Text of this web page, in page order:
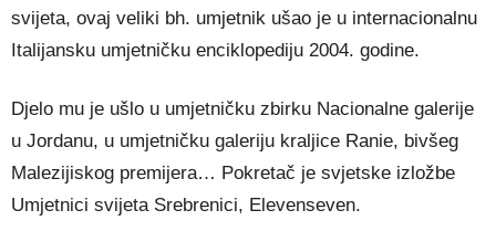
svijeta, ovaj veliki bh. umjetnik ušao je u internacionalnu
Italijansku umjetničku enciklopediju 2004. godine.
Djelo mu je ušlo u umjetničku zbirku Nacionalne galerije
u Jordanu, u umjetničku galeriju kraljice Ranie, bivšeg
Malezijiskog premijera… Pokretač je svjetske izložbe
Umjetnici svijeta Srebrenici, Elevenseven.